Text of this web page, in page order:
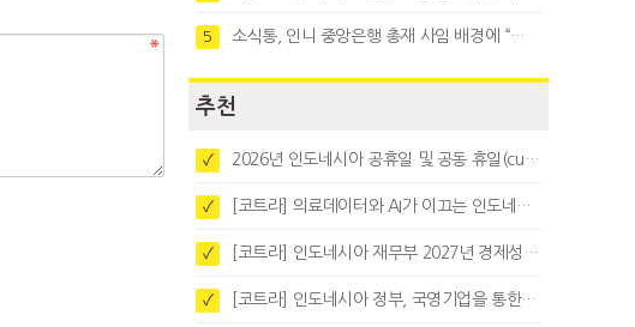
5 소식통, 인니 중앙은행 총재 사임 배경에 “정부와 정책 갈등"
추천
✓ 2026년 인도네시아 공휴일 및 공동 휴일(cuti bersama)
✓ [코트라] 의료데이터와 AI가 이끄는 인도네시아 디지털 헬스케어 시장 트렌드
✓ [코트라] 인도네시아 재무부 2027년 경제성장 전망 및 목표 발표
✓ [코트라] 인도네시아 정부, 국영기업을 통한 석탄·팜유·합금철 수출 중앙집중화 추진